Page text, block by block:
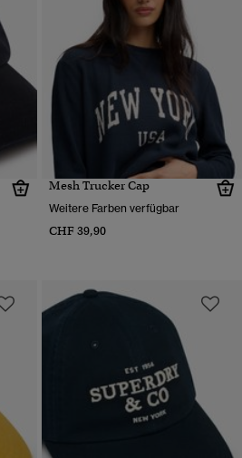
Mesh Trucker Cap
Weitere Farben verfügbar
CHF 39,90